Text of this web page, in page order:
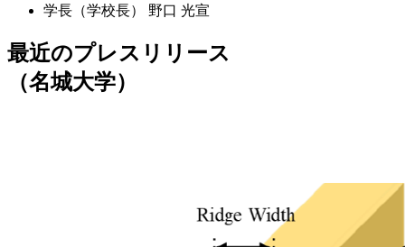
学長（学校長） 野口 光宣
最近のプレスリリース
（名城大学）